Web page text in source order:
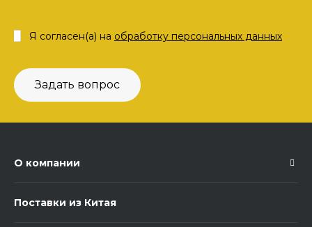
Задать вопрос
Я согласен(а) на обработку персональных данных
О компании
Поставки из Китая